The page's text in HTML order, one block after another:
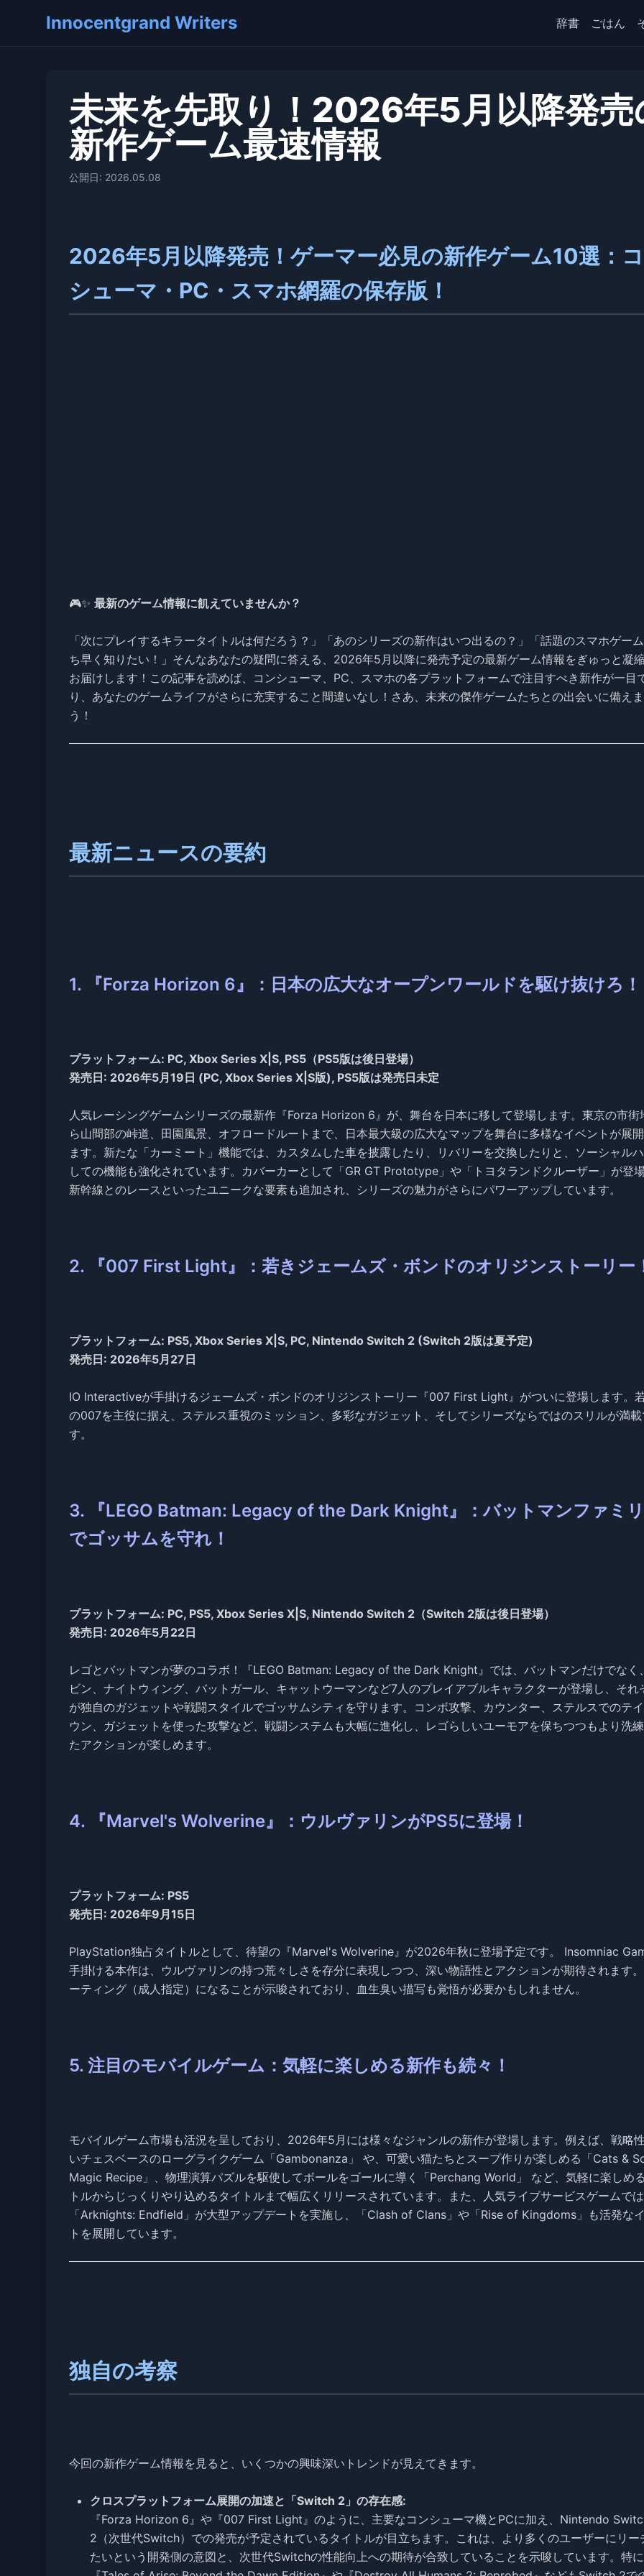
Innocentgrand Writers 辞書 ごはん
未来を先取り！2026年5月以降発売
新作ゲーム最速情報
公開日: 2026.05.08
2026年5月以降発売！ゲーマー必見の新作ゲーム10選：
シューマ・PC・スマホ網羅の保存版！
🎮✨ 最新のゲーム情報に飢えていませんか？
「次にプレイするキラータイトルは何だろう？」「あのシリーズの新作はいつ出るの？」「話題のスマホゲー
ち早く知りたい！」そんなあなたの疑問に答える、2026年5月以降に発売予定の最新ゲーム情報をぎゅっと凝
お届けします！この記事を読めば、コンシューマ、PC、スマホの各プラットフォームで注目すべき新作が一目
り、あなたのゲームライフがさらに充実すること間違いなし！さあ、未来の傑作ゲームたちとの出会いに備え
う！
最新ニュースの要約
1. 『Forza Horizon 6』：日本の広大なオープンワールドを駆け抜けろ！
プラットフォーム: PC, Xbox Series X|S, PS5（PS5版は後日登場）
発売日: 2026年5月19日 (PC, Xbox Series X|S版), PS5版は発売日未定
人気レーシングゲームシリーズの最新作『Forza Horizon 6』が、舞台を日本に移して登場します。東京の市街
ら山間部の峠道、田園風景、オフロードルートまで、日本最大級の広大なマップを舞台に多様なイベントが展
ます。新たな「カーミート」機能では、カスタムした車を披露したり、リバリーを交換したりと、ソーシャル
しての機能も強化されています。カバーカーとして「GR GT Prototype」や「トヨタランドクルーザー」が登場
新幹線とのレースといったユニークな要素も追加され、シリーズの魅力がさらにパワーアップしています。
2. 『007 First Light』：若きジェームズ・ボンドのオリジンストーリー
プラットフォーム: PS5, Xbox Series X|S, PC, Nintendo Switch 2 (Switch 2版は夏予定)
発売日: 2026年5月27日
IO Interactiveが手掛けるジェームズ・ボンドのオリジンストーリー『007 First Light』がついに登場します。
の007を主役に据え、ステルス重視のミッション、多彩なガジェット、そしてシリーズならではのスリルが満
す。
3. 『LEGO Batman: Legacy of the Dark Knight』：バットマンファミ
でゴッサムを守れ！
プラットフォーム: PC, PS5, Xbox Series X|S, Nintendo Switch 2（Switch 2版は後日登場）
発売日: 2026年5月22日
レゴとバットマンが夢のコラボ！『LEGO Batman: Legacy of the Dark Knight』では、バットマンだけでなく
ビン、ナイトウィング、バットガール、キャットウーマンなど7人のプレイアブルキャラクターが登場し、それ
が独自のガジェットや戦闘スタイルでゴッサムシティを守ります。コンボ攻撃、カウンター、ステルスでのテ
ウン、ガジェットを使った攻撃など、戦闘システムも大幅に進化し、レゴらしいユーモアを保ちつつもより洗
たアクションが楽しめます。
4. 『Marvel's Wolverine』：ウルヴァリンがPS5に登場！
プラットフォーム: PS5
発売日: 2026年9月15日
PlayStation独占タイトルとして、待望の『Marvel's Wolverine』が2026年秋に登場予定です。 Insomniac
手掛ける本作は、ウルヴァリンの持つ荒々しさを存分に表現しつつ、深い物語性とアクションが期待されます
ーティング（成人指定）になることが示唆されており、血生臭い描写も覚悟が必要かもしれません。
5. 注目のモバイルゲーム：気軽に楽しめる新作も続々！
モバイルゲーム市場も活況を呈しており、2026年5月には様々なジャンルの新作が登場します。例えば、戦略
いチェスベースのローグライクゲーム「Gambonanza」 や、可愛い猫たちとスープ作りが楽しめる「Cats &
Magic Recipe」、物理演算パズルを駆使してボールをゴールに導く「Perchang World」 など、気軽に楽しめ
トルからじっくりやり込めるタイトルまで幅広くリリースされています。また、人気ライブサービスゲームでは
「Arknights: Endfield」が大型アップデートを実施し、「Clash of Clans」や「Rise of Kingdoms」も活発な
トを展開しています。
独自の考察
今回の新作ゲーム情報を見ると、いくつかの興味深いトレンドが見えてきます。
クロスプラットフォーム展開の加速と「Switch 2」の存在感:
『Forza Horizon 6』や『007 First Light』のように、主要なコンシューマ機とPCに加え、Nintendo
2（次世代Switch）での発売が予定されているタイトルが目立ちます。これは、より多くのユーザーにリー
たいという開発側の意図と、次世代Switchの性能向上への期待が合致していることを示唆しています。特に